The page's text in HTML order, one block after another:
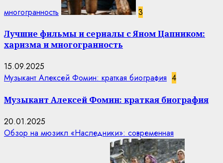
многогранность 3
Лучшие фильмы и сериалы с Яном Цапником:
харизма и многогранность
15.09.2025
Музыкант Алексей Фомин: краткая биография 4
Музыкант Алексей Фомин: краткая биография
20.01.2025
Обзор на мюзикл «Наследники»: современная